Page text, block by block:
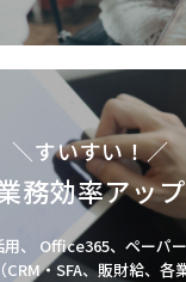
＼すいすい！／
務効率アップ
用、 Office365、ペーパ
CRM・SFA、販財給、各